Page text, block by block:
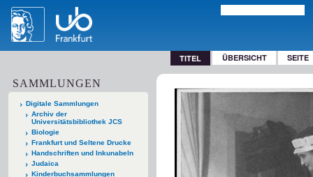
TITEL ÜBERSICHT SEITE
SAMMLUNGEN
Digitale Sammlungen
Archiv der
Universitätsbibliothek JCS
Biologie
Frankfurt und Seltene Drucke
Handschriften und Inkunabeln
Judaica
Kinderbuchsammlungen